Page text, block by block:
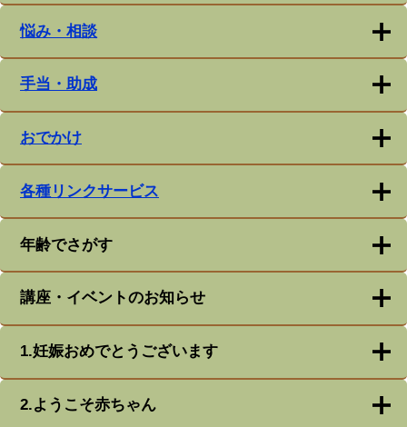
悩み・相談
手当・助成
おでかけ
各種リンクサービス
年齢でさがす
講座・イベントのお知らせ
1.妊娠おめでとうございます
2.ようこそ赤ちゃん